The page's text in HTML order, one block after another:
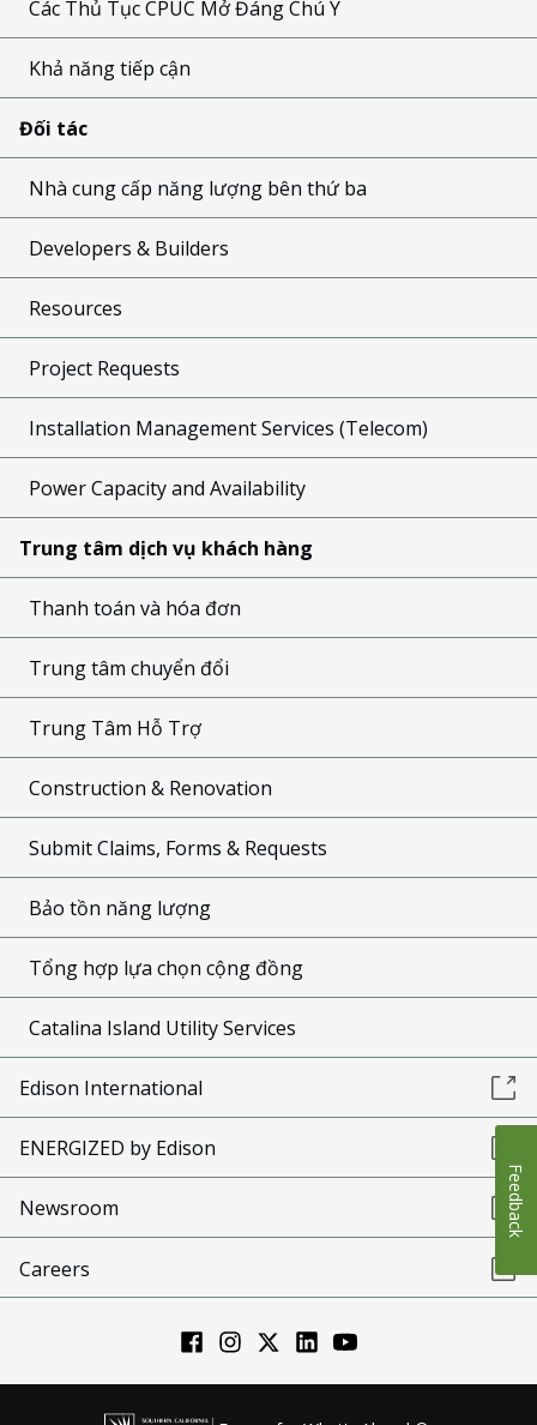
Các Thủ Tục CPUC Mở Đáng Chú Ý
Khả năng tiếp cận
Đối tác
Nhà cung cấp năng lượng bên thứ ba
Developers & Builders
Resources
Project Requests
Installation Management Services (Telecom)
Power Capacity and Availability
Trung tâm dịch vụ khách hàng
Thanh toán và hóa đơn
Trung tâm chuyển đổi
Trung Tâm Hỗ Trợ
Construction & Renovation
Submit Claims, Forms & Requests
Bảo tồn năng lượng
Tổng hợp lựa chọn cộng đồng
Catalina Island Utility Services
Edison International
ENERGIZED by Edison
Newsroom
Careers
Feedback